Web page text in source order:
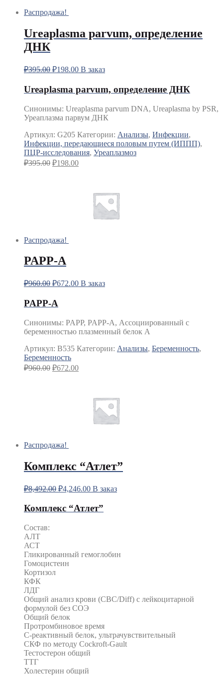
Распродажа!
Ureaplasma parvum, определение
ДНК
₽395.00 ₽198.00 В заказ
Ureaplasma parvum, определение ДНК
Синонимы: Ureaplasma parvum DNA, Ureaplasma by PSR,
Уреаплазма парвум ДНК
Артикул: G205 Категории: Анализы, Инфекции,
Инфекции, передающиеся половым путем (ИППП),
ПЦР-исследования, Уреаплазмоз
₽395.00 ₽198.00
Распродажа!
PAPP-A
₽960.00 ₽672.00 В заказ
PAPP-A
Синонимы: PAPP, PAPP-A, Ассоциированный с
беременностью плазменный белок А
Артикул: B535 Категории: Анализы, Беременность,
Беременность
₽960.00 ₽672.00
Распродажа!
Комплекс “Атлет”
₽8,492.00 ₽4,246.00 В заказ
Комплекс “Атлет”
Состав:
АЛТ
АСТ
Гликированный гемоглобин
Гомоцистеин
Кортизол
КФК
ЛДГ
Общий анализ крови (CBC/Diff) с лейкоцитарной
формулой без СОЭ
Общий белок
Протромбиновое время
С-реактивный белок, ультрачувствительный
СКФ по методу Cockroft-Gault
Тестостерон общий
ТТГ
Холестерин общий